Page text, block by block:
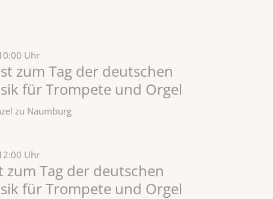
Uhr
zum Tag der deutschen
für Trompete und Orgel
zu Naumburg
Uhr
Tag der deutschen
für Trompete und Orgel